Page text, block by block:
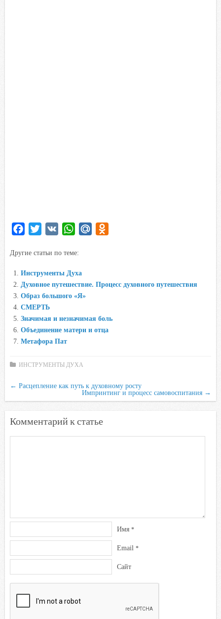
c
b
o
o
k
i
e
r
W
a
A
p
s
i
Другие статьи по теме:
Инструменты Духа
Духовное путешествие. Процесс духовного путешествия
Образ большого «Я»
СМЕРТЬ
Значимая и незначимая боль
Объединение матери и отца
Метафора Пат
ИНСТРУМЕНТЫ ДУХА
← Расцепление как путь к духовному росту
Импринтинг и процесс самовоспитания →
Комментарий к статье
Имя *
Email *
Сайт